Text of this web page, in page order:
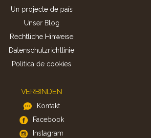
Un projecte de país
Unser Blog
Rechtliche Hinweise
Datenschutzrichtlinie
Politica de cookies
VERBINDEN
Kontakt
Facebook
Instagram